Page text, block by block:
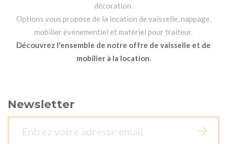
décoration.
Options vous propose de la location de vaisselle, nappage,
mobilier événementiel et matériel pour traiteur.
Découvrez l'ensemble de notre offre de vaisselle et de
mobilier à la location.
Newsletter